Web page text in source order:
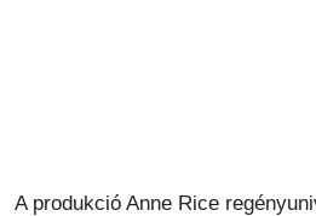
A produkció Anne Rice